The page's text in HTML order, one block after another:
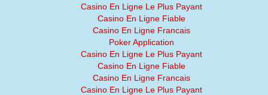
Casino En Ligne Le Plus Payant
Casino En Ligne Fiable
Casino En Ligne Francais
Poker Application
Casino En Ligne Le Plus Payant
Casino En Ligne Fiable
Casino En Ligne Francais
Casino En Ligne Le Plus Payant